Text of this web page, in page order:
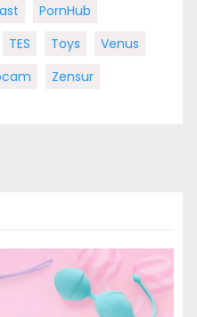
PornHub
TES Toys
Venus
Zensur